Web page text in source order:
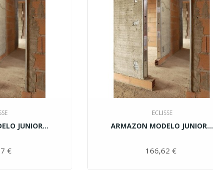
JUNIOR...
€
ECLISSE
ARMAZON MODELO JUNIOR...
166,62 €